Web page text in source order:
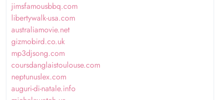
jimsfamousbbq.com
libertywalk-usa.com
australiamovie.net
gizmobird.co.uk
mp3djsong.com
coursdanglaistoulouse.com
neptunuslex.com
auguri-di-natale.info